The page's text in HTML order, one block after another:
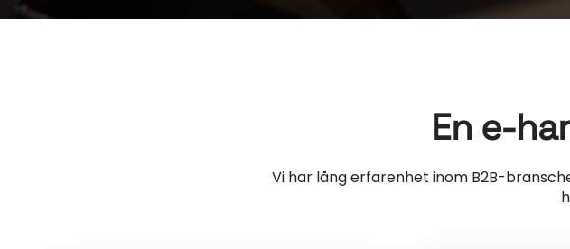
En e-
Vi har lång erfarenhet inom B2B-